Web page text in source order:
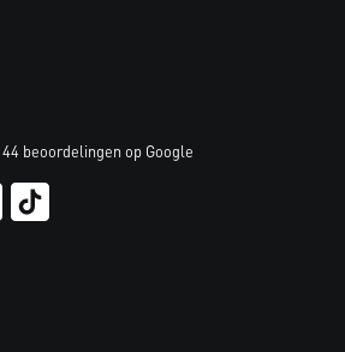
44 beoordelingen op Google